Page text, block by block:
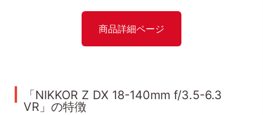
商品詳細ページ
「NIKKOR Z DX 18-140mm f/3.5-6.3
VR」の特徴